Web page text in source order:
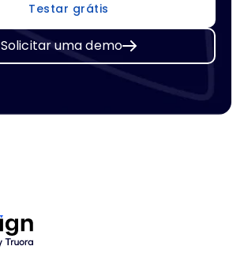
Testar grátis
Solicitar uma demo